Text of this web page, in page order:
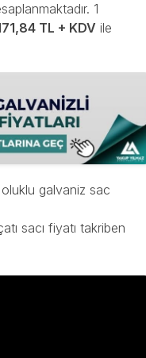
1
TL + KDV ile
galvaniz sac
sacı fiyatı takriben